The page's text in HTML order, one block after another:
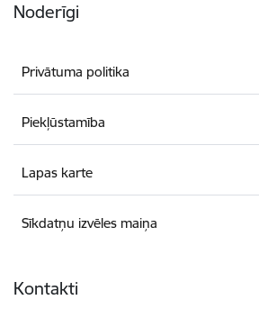
Noderīgi
Privātuma politika
Piekļūstamība
Lapas karte
Sīkdatņu izvēles maiņa
Kontakti